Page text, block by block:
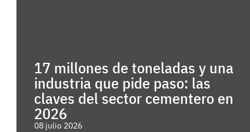
17 millones de toneladas y una
industria que pide paso: las
claves del sector cementero en
2026
08 julio 2026